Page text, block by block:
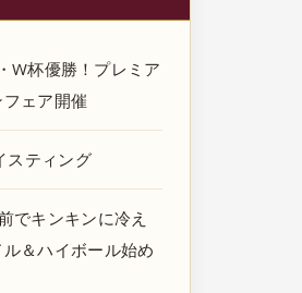
W杯優勝！プレミア
ェア開催
スティング
でキンキンに冷え
＆ハイボール始め